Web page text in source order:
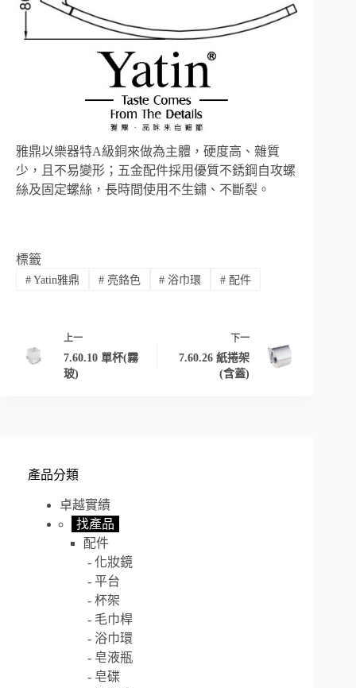
雅鼎以樂器特A級銅來做為主體，硬度高、雜質
少，且不易變形；五金配件採用優質不銹鋼自攻螺
絲及固定螺絲，長時間使用不生鏽、不斷裂。
標籤
#Yatin雅鼎 #亮鉻色 # 浴巾環 # 配件
上一
7.60.10 單杯(霧
玻)
下一
7.60.26 紙捲架
(含蓋)
產品分類
卓越實績
找產品
配件
化妝鏡
平台
杯架
毛巾桿
浴巾環
皂液瓶
皂碟